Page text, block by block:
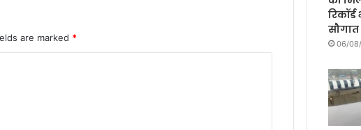
are marked *
रिकॉर्ड
सौगात
06/